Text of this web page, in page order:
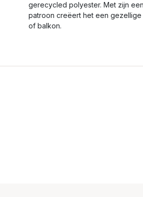
gerecycled polyester. Met zijn
patroon creëert het een
of balkon.